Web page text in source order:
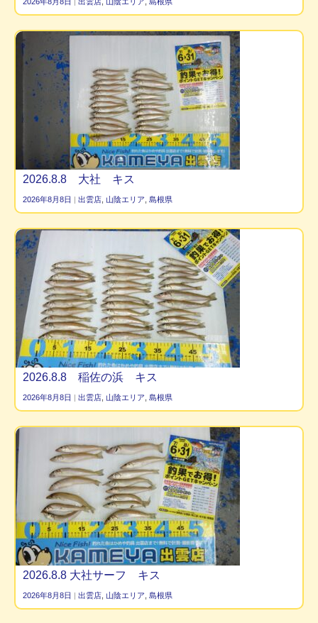
2026.8.8 大社 キス
2026年8月8日 | 出雲店 山陰エリア 島根県
2026.8.8 稲佐の浜 キス
2026年8月8日 | 出雲店 山陰エリア 島根県
2026.8.8 大社サーフ キス
2026年8月8日 | 出雲店 山陰エリア 島根県